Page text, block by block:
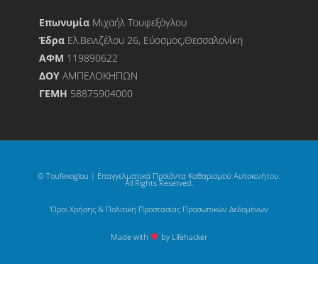
Επωνυμία Μιχαήλ Τουφεξόγλου
Έδρα Ελ.Βενιζέλου 26, Εύοσμος,Θεσσαλονίκη
ΑΦΜ 119890622
ΔΟΥΑΜΠΕΛΟΚΗΠΩΝ
ΓΕΜΗ 58875904000
© Toufexoglou | Επαγγελματικά Προϊόντα Καθαρισμού Αυτοκινήτου.
All Rights Reserved.
Όροι Χρήσης & Πολιτική Προστασίας Προσωπικών Δεδομένων
Made with by Lifehacker